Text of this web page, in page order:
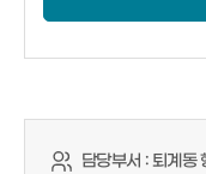
담당부서 :퇴계동